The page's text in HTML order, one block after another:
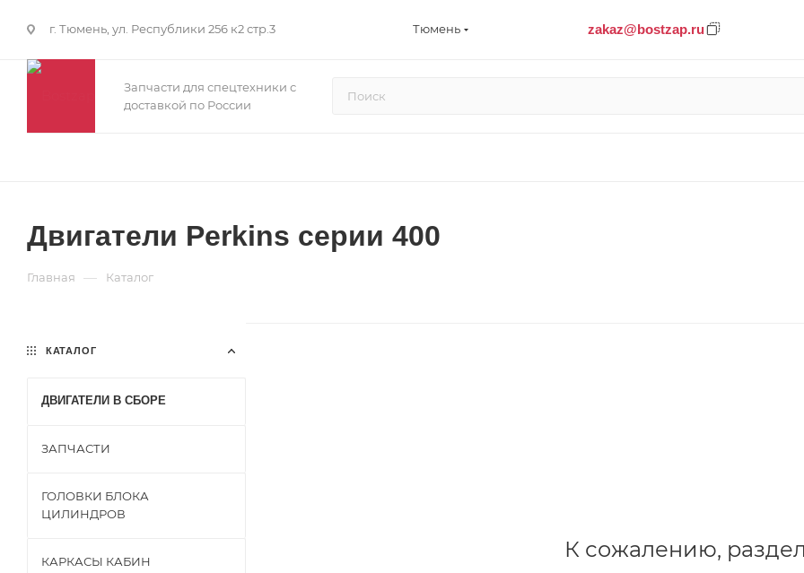
г. Тюмень, ул. Республики 256 к2 стр.3 Тюмень zakaz@bostzap.ru
Запчасти для спецтехники с
доставкой по России
Двигатели Perkins серии 400
Главная — Каталог
К сожалению,
КАТАЛОГ
ДВИГАТЕЛИ В СБОРЕ
ЗАПЧАСТИ
ГОЛОВКИ БЛОКА
ЦИЛИНДРОВ
КАРКАСЫ КАБИН